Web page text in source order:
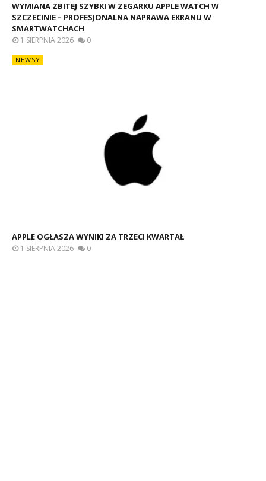
WYMIANA ZBITEJ SZYBKI W ZEGARKU APPLE WATCH W
SZCZECINIE – PROFESJONALNA NAPRAWA EKRANU W
SMARTWATCHACH
1 SIERPNIA 2026 0
NEWSY
APPLE OGŁASZA WYNIKI ZA TRZECI KWARTAŁ
1 SIERPNIA 2026 0